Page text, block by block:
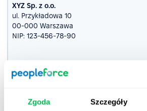
Zgoda Szczegóły
XYZ Sp. z o.o.
ul. Przykładowa 10
00-000 Warszawa
NIP: 123-456-78-90
Szanowny Panie,